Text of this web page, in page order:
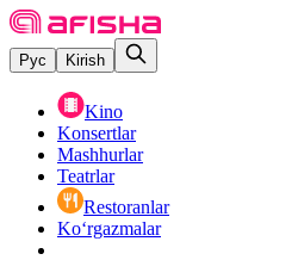
Рус Kirish
Kino
Konsertlar
Mashhurlar
Teatrlar
Restoranlar
Ko‘rgazmalar